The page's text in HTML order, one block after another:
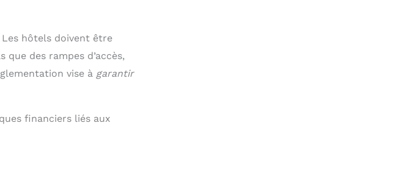
Les hôtels doivent être
des rampes d’accès,
vise à garantir
financiers liés aux